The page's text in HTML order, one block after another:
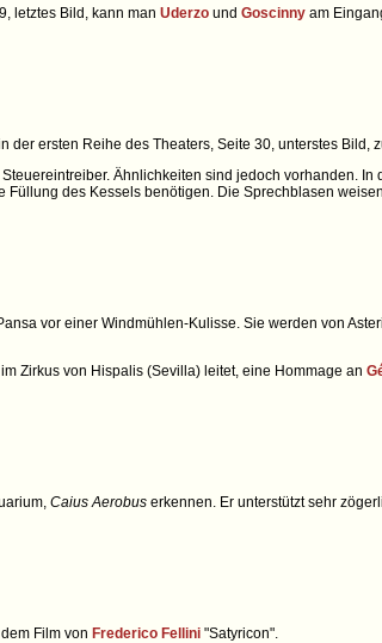
letztes Bild, kann man Uderzo und Goscinny am
der ersten Reihe des Theaters, Seite 30, unterstes Bild,
Ähnlichkeiten sind jedoch vorhanden. In
des Kessels benötigen. Die Sprechblasen
vor einer Windmühlen-Kulisse. Sie werden von
Zirkus von Hispalis (Sevilla) leitet, eine Hommage an
Caius Aerobus erkennen. Er unterstützt sehr
Film von Frederico Fellini "Satyricon".